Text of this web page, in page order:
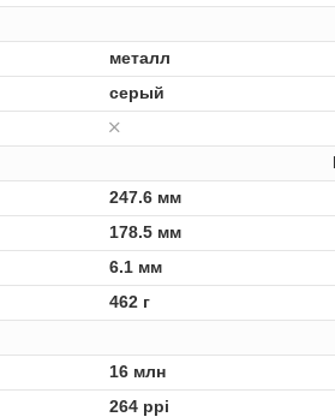
металл
серый
247.6 мм
178.5 мм
6.1 мм
462 г
16 млн
264 ppi